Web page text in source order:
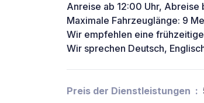
Anreise ab 12:00 Uhr, Abreise
Maximale Fahrzeuglänge: 9
Wir empfehlen eine
Wir sprechen Deutsch,
Preis der Dienstleistungen